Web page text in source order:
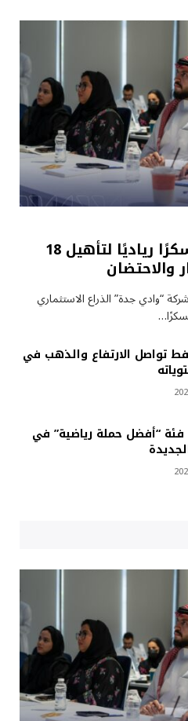
وادي جدة” تطلق معسكرًا رياديًا لتأهيل 18
والاحتضان
أطلقت شركة “وادي جدة” الذراع الاستثماري
تواصل الارتفاع والذهب في
“أفضل حملة رياضية” في